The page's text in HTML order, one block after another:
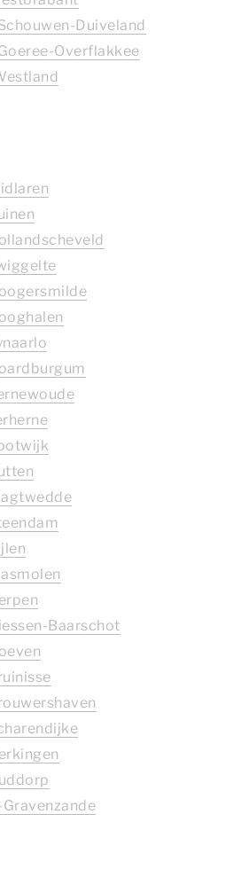
Duiveland
Overflakkee
Baarschot